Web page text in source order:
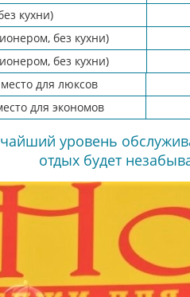
кухни)
без кухни)
без кухни)
для люксов
для экономов
уровень
отдых будет